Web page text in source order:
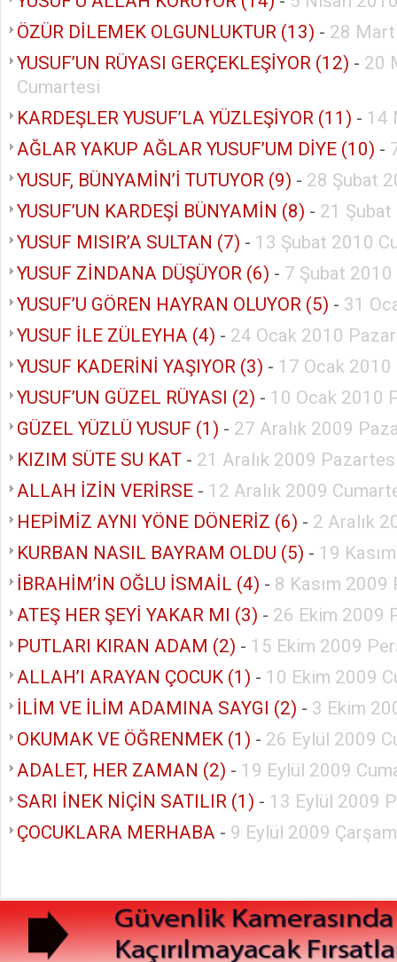
ÖZÜR DİLEMEK OLGUNLUKTUR (13) - 28
YUSUF’UN RÜYASI GERÇEKLEŞİYOR (12) - 20
Cumartesi
KARDEŞLER YUSUF’LA YÜZLEŞİYOR (11) - 14
AĞLAR YAKUP AĞLAR YUSUF’UM DİYE (10) -
YUSUF, BÜNYAMİN’İ TUTUYOR (9) - 28 Şubat
YUSUF’UN KARDEŞİ BÜNYAMİN (8) - 21
YUSUF MISIR’A SULTAN (7) - 13 Şubat 2010
YUSUF ZİNDANA DÜŞÜYOR (6) - 7 Şubat
YUSUF’U GÖREN HAYRAN OLUYOR (5) - 31
YUSUF İLE ZÜLEYHA (4) - 24 Ocak 2010 Pazar
YUSUF KADERİNİ YAŞIYOR (3) - 17 Ocak 2010
YUSUF’UN GÜZEL RÜYASI (2) - 10 Ocak 2010
GÜZEL YÜZLÜ YUSUF (1) - 27 Aralık 2009
KIZIM SÜTE SU KAT - 21 Aralık 2009
ALLAH İZİN VERİRSE - 12 Aralık 2009
HEPİMİZ AYNI YÖNE DÖNERİZ (6) - 2 Aralık
KURBAN NASIL BAYRAM OLDU (5) - 19
İBRAHİM’İN OĞLU İSMAİL (4) - 8 Kasım 2009
ATEŞ HER ŞEYİ YAKAR MI (3) - 26 Ekim 2009
PUTLARI KIRAN ADAM (2) - 15 Ekim 2009
ALLAH’I ARAYAN ÇOCUK (1) - 10 Ekim 2009
İLİM VE İLİM ADAMINA SAYGI (2) - 3 Ekim
OKUMAK VE ÖĞRENMEK (1) - 26 Eylül 2009
ADALET, HER ZAMAN (2) - 19 Eylül 2009
SARI İNEK NİÇİN SATILIR (1) - 13 Eylül 2009
ÇOCUKLARA MERHABA - 9 Eylül 2009